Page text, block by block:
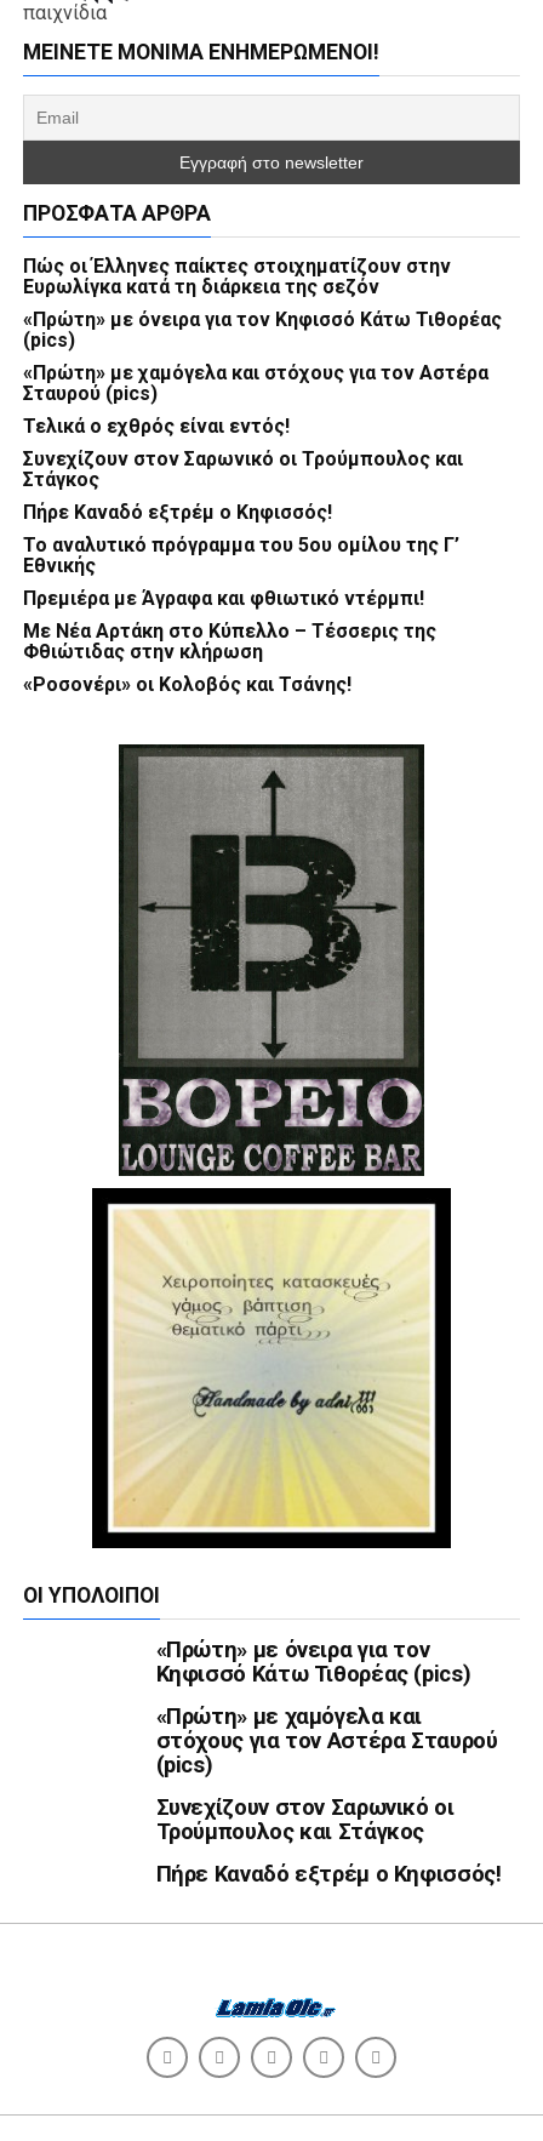
παιχνίδια
ΜΕΊΝΕΤΕ ΜΌΝΙΜΑ ΕΝΗΜΕΡΏΜΕΝΟΙ!
ΠΡΌΣΦΑΤΑ ΆΡΘΡΑ
Πώς οι Έλληνες παίκτες στοιχηματίζουν στην
Ευρωλίγκα κατά τη διάρκεια της σεζόν
«Πρώτη» με όνειρα για τον Κηφισσό Κάτω Τιθορέας
(pics)
«Πρώτη» με χαμόγελα και στόχους για τον Αστέρα
Σταυρού (pics)
Τελικά ο εχθρός είναι εντός!
Συνεχίζουν στον Σαρωνικό οι Τρούμπουλος και
Στάγκος
Πήρε Καναδό εξτρέμ ο Κηφισσός!
Το αναλυτικό πρόγραμμα του 5ου ομίλου της Γ’
Εθνικής
Πρεμιέρα με Άγραφα και φθιωτικό ντέρμπι!
Με Νέα Αρτάκη στο Κύπελλο – Τέσσερις της
Φθιώτιδας στην κλήρωση
«Ροσονέρι» οι Κολοβός και Τσάνης!
ΟΙ ΥΠΌΛΟΙΠΟΙ
«Πρώτη» με όνειρα για τον
Κηφισσό Κάτω Τιθορέας (pics)
«Πρώτη» με χαμόγελα και
στόχους για τον Αστέρα Σταυρού
(pics)
Συνεχίζουν στον Σαρωνικό οι
Τρούμπουλος και Στάγκος
Πήρε Καναδό εξτρέμ ο Κηφισσός!